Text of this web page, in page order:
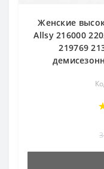
Женские
Allsy 216000
219769